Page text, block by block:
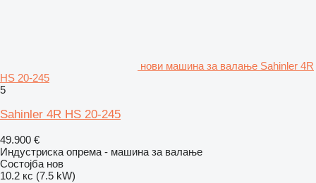
нови машина за валање Sahinler 4R
HS 20-245
5
Sahinler 4R HS 20-245
49.900 €
Индустриска опрема - машина за валање
Состојба нов
10.2 кс (7.5 kW)